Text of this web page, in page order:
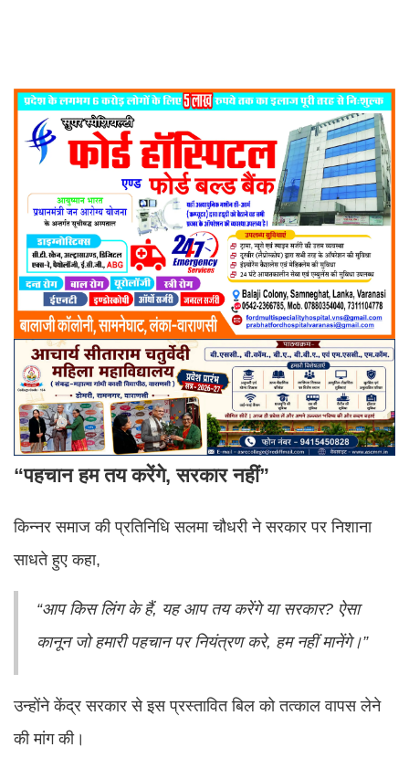
“पहचान हम तय करेंगे, सरकार नहीं”
किन्नर समाज की प्रतिनिधि सलमा चौधरी ने सरकार पर निशाना
साधते हुए कहा,
“आप किस लिंग के हैं, यह आप तय करेंगे या सरकार? ऐसा
कानून जो हमारी पहचान पर नियंत्रण करे, हम नहीं मानेंगे।”
उन्होंने केंद्र सरकार से इस प्रस्तावित बिल को तत्काल वापस लेने
की मांग की।